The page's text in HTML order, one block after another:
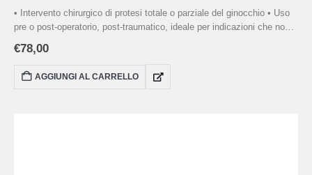
• Intervento chirurgico di protesi totale o parziale del ginocchio • Uso
pre o post-operatorio, post-traumatico, ideale per indicazioni che non
compressione • Fornito con una pompa manuale per gestire la
compressione
€78,00
AGGIUNGI AL CARRELLO